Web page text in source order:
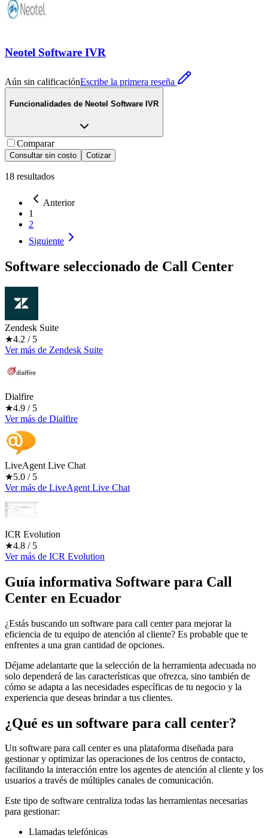
Neotel Software IVR
Aún sin calificaciónEscribe la primera reseña
Funcionalidades de Neotel Software IVR
Comparar
Consultar sin costo Cotizar
18 resultados
Anterior
1
2
Siguiente
Software seleccionado de Call Center
Zendesk Suite
★4.2 / 5
Ver más de Zendesk Suite
Dialfire
★4.9 / 5
Ver más de Dialfire
LiveAgent Live Chat
★5.0 / 5
Ver más de LiveAgent Live Chat
ICR Evolution
★4.8 / 5
Ver más de ICR Evolution
Guía informativa Software para Call
Center en Ecuador
¿Estás buscando un software para call center para mejorar la
eficiencia de tu equipo de atención al cliente? Es probable que te
enfrentes a una gran cantidad de opciones.
Déjame adelantarte que la selección de la herramienta adecuada no
solo dependerá de las características que ofrezca, sino también de
cómo se adapta a las necesidades específicas de tu negocio y la
experiencia que deseas brindar a tus clientes.
¿Qué es un software para call center?
Un software para call center es una plataforma diseñada para
gestionar y optimizar las operaciones de los centros de contacto,
facilitando la interacción entre los agentes de atención al cliente y los
usuarios a través de múltiples canales de comunicación.
Este tipo de software centraliza todas las herramientas necesarias
para gestionar:
Llamadas telefónicas